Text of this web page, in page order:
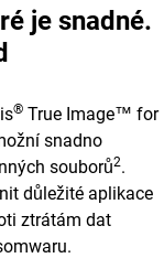
je snadné.
® True Image™ for
snadno
souborů2.
důležité aplikace
ztrátám dat